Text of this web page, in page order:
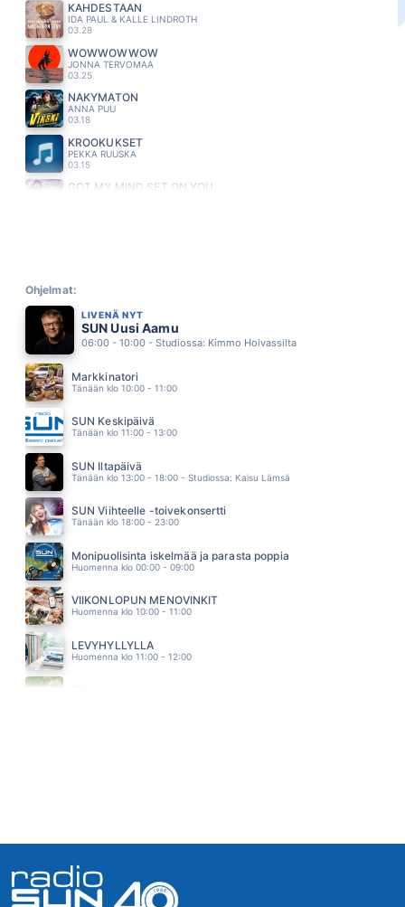
KAHDESTAAN
IDA PAUL & KALLE LINDROTH
03.28
WOWWOWWOW
JONNA TERVOMAA
03.25
NÄKYMÄTÖN
ANNA PUU
03.18
KROOKUKSET
PEKKA RUUSKA
03.15
GOT MY MIND SET ON YOU
BEE GEES
LET S DANCE
CHRIS REA
02.58
TOMI MARKKOLA
02.54
LAURA NÄRHI
02.51
NINA ÅKERMAN
02.47
NYLON BEAT
02.44
MONTANA TONY AND TOP SECRET
02.41
CARPENTERS
02.37
EVELINA
02.33
Ohjelmat:
LIVENÄ NYT
SUN Uusi Aamu
06:00 - 10:00 - Studiossa: Kimmo Hoivassilta
Markkinatori
Tänään klo 10:00 - 11:00
SUN Keskipäivä
Tänään klo 11:00 - 13:00
SUN Iltapäivä
Tänään klo 13:00 - 18:00 - Studiossa: Kaisu Lämsä
SUN Viihteelle -toivekonsertti
Tänään klo 18:00 - 23:00
Monipuolisinta iskelmää ja parasta poppia
Huomenna klo 00:00 - 09:00
VIIKONLOPUN MENOVINKIT
Huomenna klo 10:00 - 11:00
LEVYHYLLYLLÄ
Huomenna klo 11:00 - 12:00